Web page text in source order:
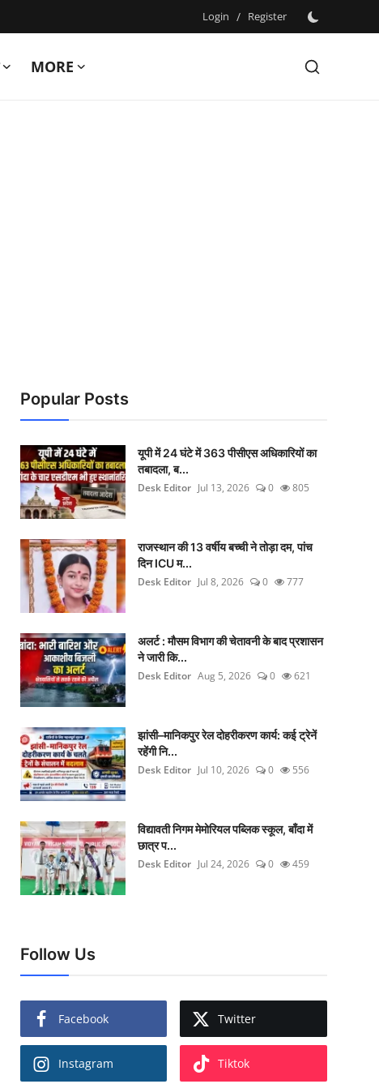
Login / Register
MORE
Popular Posts
यूपी में 24 घंटे में 363 पीसीएस अधिकारियों का
तबादला, ब...
Desk Editor Jul 13, 2026 0 805
राजस्थान की 13 वर्षीय बच्ची ने तोड़ा दम, पांच
दिन ICU म...
Desk Editor Jul 8, 2026 0 777
अलर्ट : मौसम विभाग की चेतावनी के बाद प्रशासन
ने जारी कि...
Desk Editor Aug 5, 2026 0 621
झांसी–मानिकपुर रेल दोहरीकरण कार्य: कई ट्रेनें
रहेंगी नि...
Desk Editor Jul 10, 2026 0 556
विद्यावती निगम मेमोरियल पब्लिक स्कूल, बाँदा में
छात्र प...
Desk Editor Jul 24, 2026 0 459
Follow Us
Facebook Twitter
Instagram Tiktok